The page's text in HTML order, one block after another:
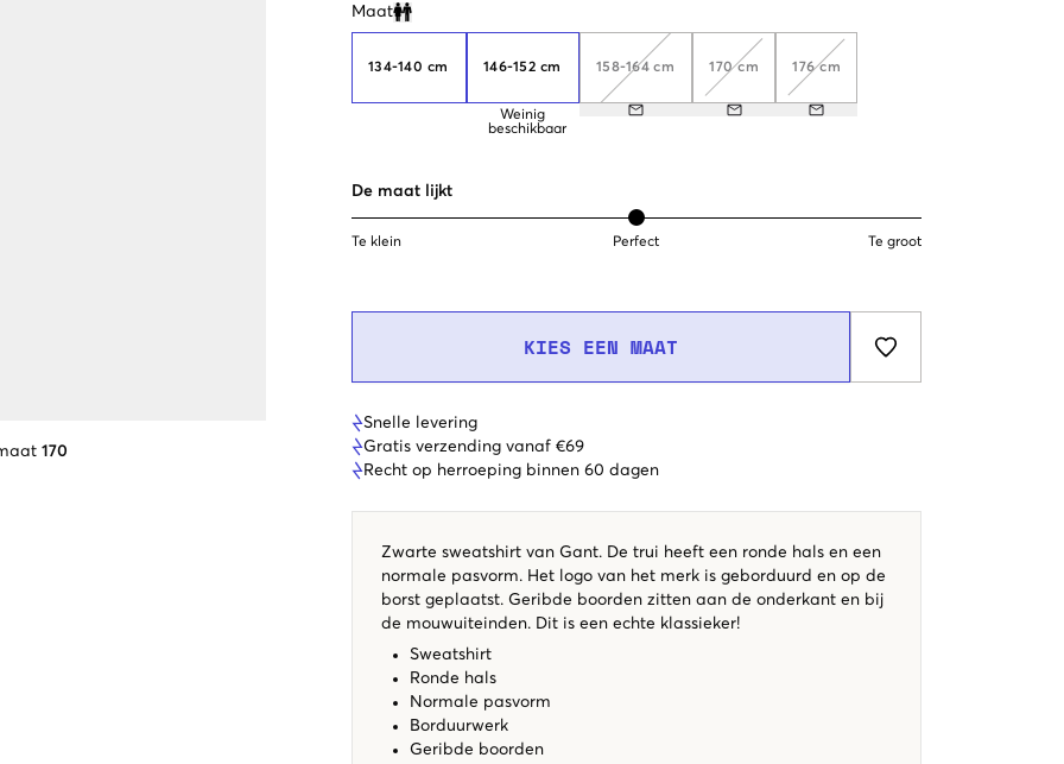
170
Maat
Clone modal
134-140 cm 146-152 cm
Weinig
beschikbaar
158-164 cm 170 cm 176 cm
De maat lijkt
Te klein Perfect Te groot
KIES EEN MAAT
Snelle levering
Gratis verzending vanaf €69
Recht op herroeping binnen 60 dagen
Zwarte sweatshirt van Gant. De trui heeft een ronde hals en een
normale pasvorm. Het logo van het merk is geborduurd en op de
borst geplaatst. Geribde boorden zitten aan de onderkant en bij
de mouwuiteinden. Dit is een echte klassieker!
Sweatshirt
Ronde hals
Normale pasvorm
Borduurwerk
Geribde boorden